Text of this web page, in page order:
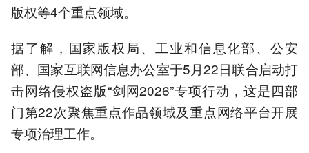
版权等4个重点领域。
据了解，国家版权局、工业和信息化部、公安
部、国家互联网信息办公室于5月22日联合启动打
击网络侵权盗版“剑网2026”专项行动，这是四部
门第22次聚焦重点作品领域及重点网络平台开展
专项治理工作。